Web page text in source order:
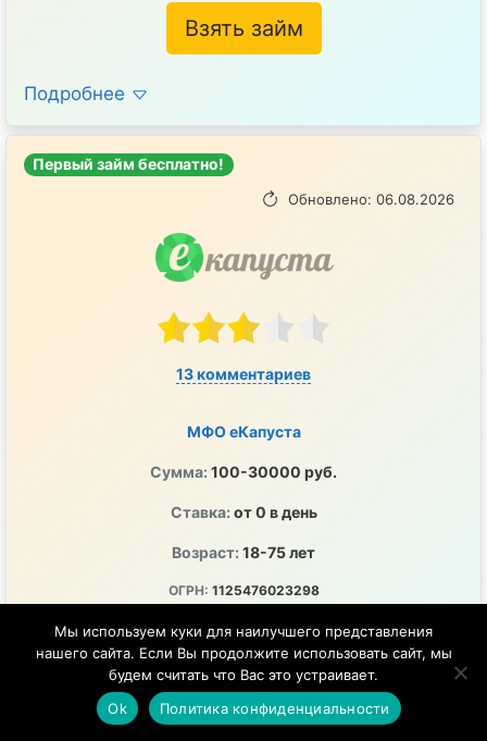
Взять займ
Подробнее
Первый займ бесплатно!
Обновлено: 06.08.2026
13 комментариев
МФО еКапуста
Сумма: 100-30000 руб.
Ставка: от 0 в день
Возраст: 18-75 лет
ОГРН: 1125476023298
ЦБ РФ:2120754001243
Перечисление денег на любой удобный счет
Удобно, быстро и в любое время
Мы используем куки для наилучшего представления
нашего сайта. Если Вы продолжите использовать сайт, мы
будем считать что Вас это устраивает.
Ok
Политика конфиденциальности